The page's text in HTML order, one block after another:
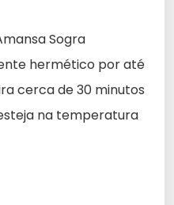
Sogra
hermético por até
cerca de 30 minutos
na temperatura